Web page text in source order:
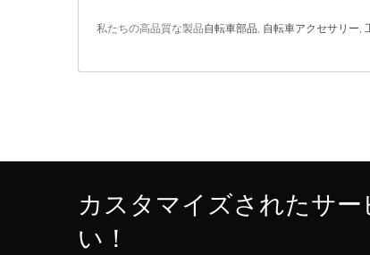
私たちの高品質な製品自転車部品 自転車アクセサリー
カスタマイズされたサ
い！